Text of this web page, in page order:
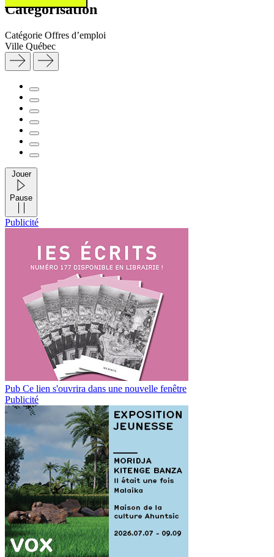
Catégorisation
Catégorie Offres d’emploi
Ville Québec
Jouer
Pause
Publicité
Pub Ce lien s'ouvrira dans une nouvelle fenêtre
Publicité